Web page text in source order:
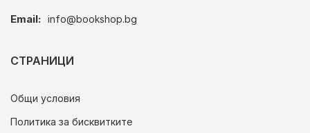
Email: info@bookshop.bg
СТРАНИЦИ
Общи условия
Политика за бисквитките